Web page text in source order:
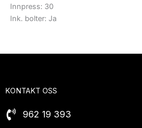
Innpress: 30
Ink. bolter: Ja
KONTAKT OSS
962 19 393